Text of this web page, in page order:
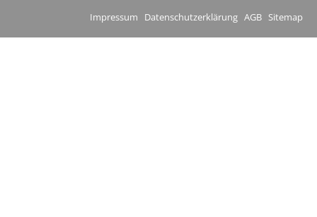
Impressum Datenschutzerklärung AGB Sitemap